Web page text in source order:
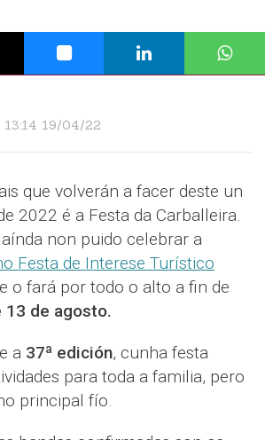
13:14 19/04/22
que volverán a facer deste un
2022 é a Festa da Carballeira.
non puido celebrar a
Festa de Interese Turístico
o fará por todo o alto a fin de
13 de agosto.
a 37ª edición, cunha festa
para toda a familia, pero
principal fío.